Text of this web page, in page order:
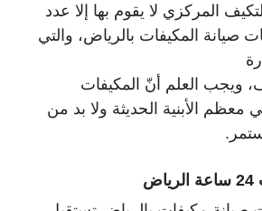
المركزي لا يقوم بها إلا عدد
المكيفات بالرياض، والتي
ويجب العلم أنّ المكيفات
معظم الأبنية الحديثة ولا بد من